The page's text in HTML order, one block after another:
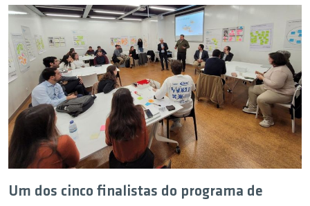
Um dos cinco finalistas do programa de